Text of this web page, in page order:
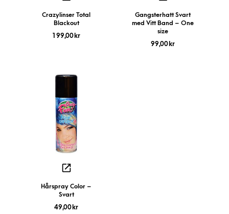
Crazylinser Total
Blackout
199,00 kr
Gangsterhatt Svart
med Vitt Band – One
size
99,00 kr
Hårspray Color –
Svart
49,00 kr